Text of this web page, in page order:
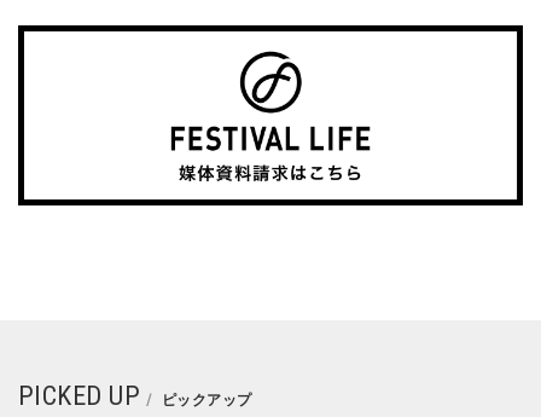
PICKED UP ピックアップ